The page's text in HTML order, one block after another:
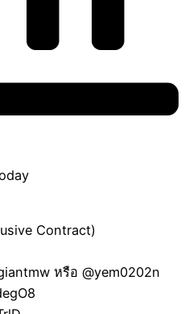
Contract)
หรือ @yem0202n